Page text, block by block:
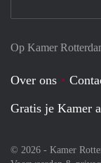
Op Kamer
Over ons
Gratis je Kamer
© 2026 - Kamer